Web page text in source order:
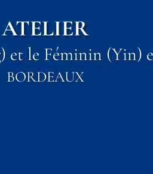
ATELIER
et le Féminin (Yin)
BORDEAUX